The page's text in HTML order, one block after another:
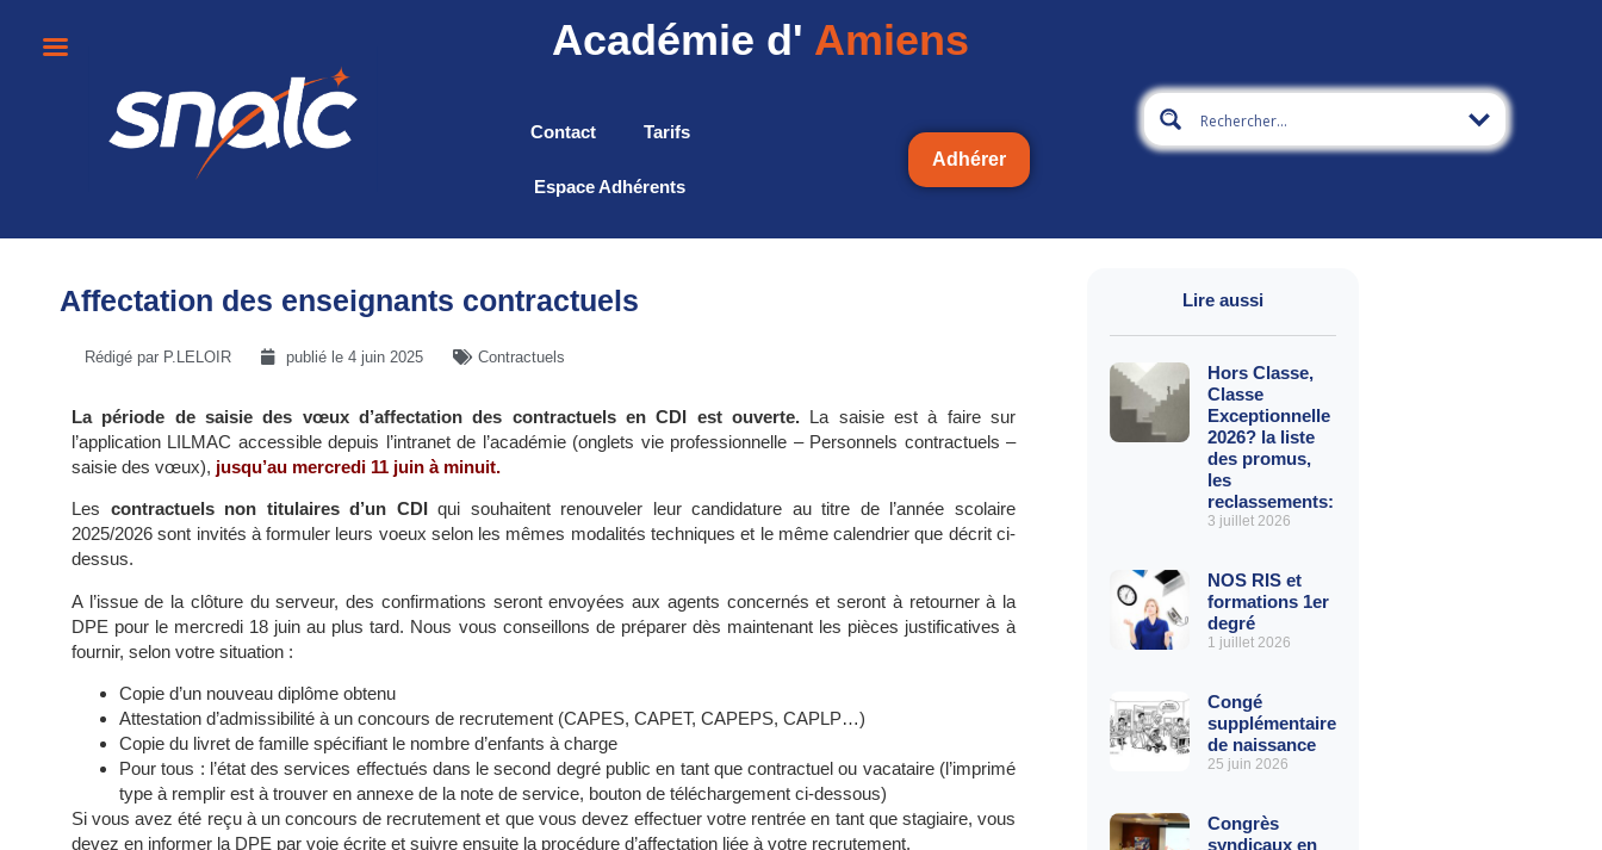
Académie d' Amiens
Contact Tarifs
Espace Adhérents
Adhérer
Affectation des enseignants contractuels
Rédigé par P.LELOIR publié le 4 juin 2025 Contractuels
La période de saisie des vœux d’affectation des contractuels en CDI est ouverte. La saisie est à faire sur
l’application LILMAC accessible depuis l’intranet de l’académie (onglets vie professionnelle – Personnels contractuels –
saisie des vœux), jusqu’au mercredi 11 juin à minuit.
Les contractuels non titulaires d’un CDIqui souhaitent renouveler leur candidature au titre de l’année scolaire
2025/2026 sont invités à formuler leurs voeux selon les mêmes modalités techniques et le même calendrier que décrit ci-
dessus.
A l’issue de la clôture du serveur, des confirmations seront envoyées aux agents concernés et seront à retourner à la
DPE pour le mercredi 18 juin au plus tard. Nous vous conseillons de préparer dès maintenant les pièces justificatives à
fournir, selon votre situation :
Copie d’un nouveau diplôme obtenu
Attestation d’admissibilité à un concours de recrutement (CAPES, CAPET, CAPEPS, CAPLP…)
Copie du livret de famille spécifiant le nombre d’enfants à charge
Pour tous : l’état des services effectués dans le second degré public en tant que contractuel ou vacataire (l’imprimé
type à remplir est à trouver en annexe de la note de service, bouton de téléchargement ci-dessous)
Si vous avez été reçu à un concours de recrutement et que vous devez effectuer votre rentrée en tant que stagiaire, vous
devez en informer la DPE par voie écrite et suivre ensuite la procédure d’affectation liée à votre recrutement.
Lire aussi
Hors Classe,
Classe
Exceptionnelle
2026? la liste
des promus,
les
reclassements:
3 juillet 2026
NOS RIS et
formations 1er
degré
1 juillet 2026
Congé
supplémentaire
de naissance
25 juin 2026
Congrès
syndicaux en